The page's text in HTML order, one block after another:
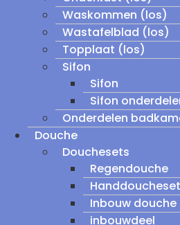
Waskommen (los)
Wastafelblad (los)
Topplaat (los)
Sifon
Sifon
Sifon
Onderdelen
Douche
Douchesets
Regendouche
Handdoucheset
Inbouw douche
inbouwdeel